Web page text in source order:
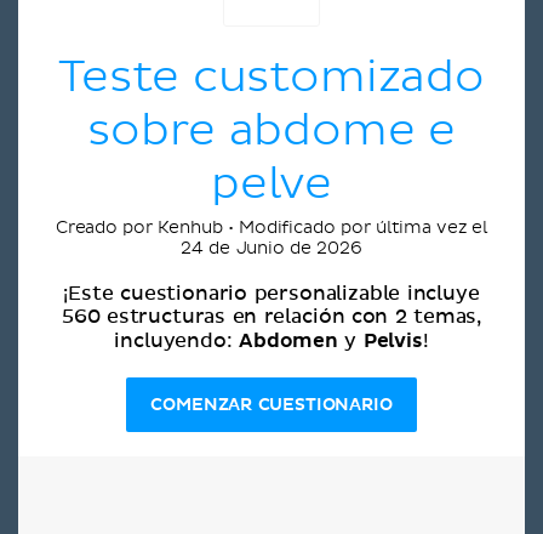
Teste customizado
sobre abdome e
pelve
Creado por Kenhub • Modificado por última vez el
24 de Junio de 2026
¡Este cuestionario personalizable incluye
560 estructuras en relación con 2 temas,
incluyendo:Abdomen y Pelvis!
COMENZAR CUESTIONARIO